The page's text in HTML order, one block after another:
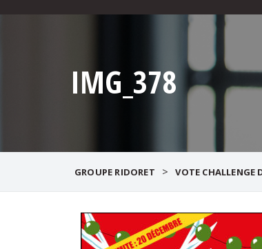
IMG_378
GROUPE RIDORET > VOTE CHALLENGE